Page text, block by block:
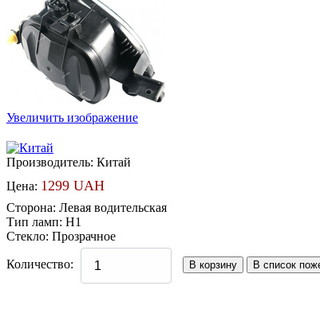
Увеличить изображение
Производитель: Китай
Цена: 1299 UAH
Сторона: Левая водительская
Тип ламп: H1
Стекло: Прозрачное
Количество: